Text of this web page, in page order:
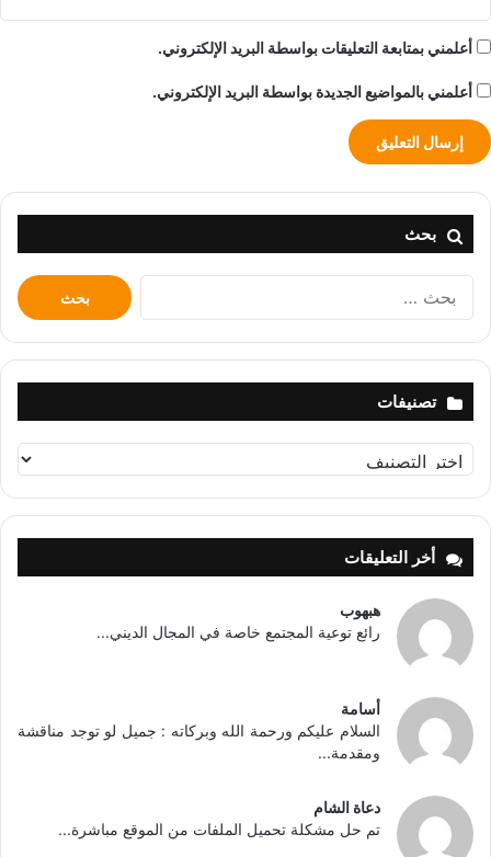
أعلمني بمتابعة التعليقات بواسطة البريد الإلكتروني.
أعلمني بالمواضيع الجديدة بواسطة البريد الإلكتروني.
بحث
البحث
عن:
تصنيفات
تصنيفات
أخر التعليقات
هبهوب
رائع توعية المجتمع خاصة في المجال الديني...
أسامة
السلام عليكم ورحمة الله وبركاته : جميل لو توجد مناقشة
ومقدمة...
دعاة الشام
تم حل مشكلة تحميل الملفات من الموقع مباشرة...